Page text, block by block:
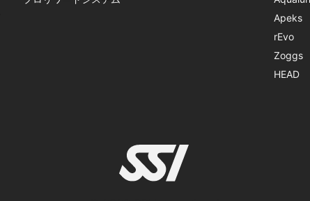
Apeks
rEvo
Zoggs
HEAD